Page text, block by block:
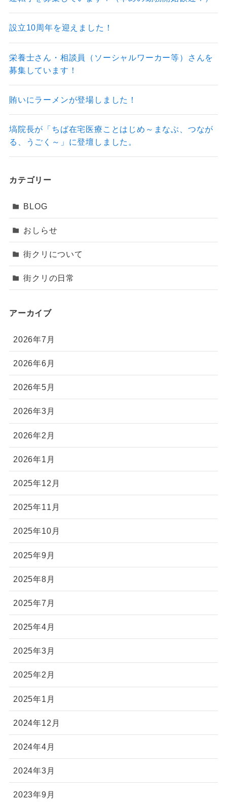
設立10周年を迎えました！
栄養士さん・相談員（ソーシャルワーカー等）さんを
募集しています！
賄いにラーメンが登場しました！
塙院長が「ちば在宅医療ことはじめ～まなぶ、つなが
る、うごく～」に登壇しました。
カテゴリー
BLOG
おしらせ
街クリについて
街クリの日常
アーカイブ
2026年7月
2026年6月
2026年5月
2026年3月
2026年2月
2026年1月
2025年12月
2025年11月
2025年10月
2025年9月
2025年8月
2025年7月
2025年4月
2025年3月
2025年2月
2025年1月
2024年12月
2024年4月
2024年3月
2023年9月